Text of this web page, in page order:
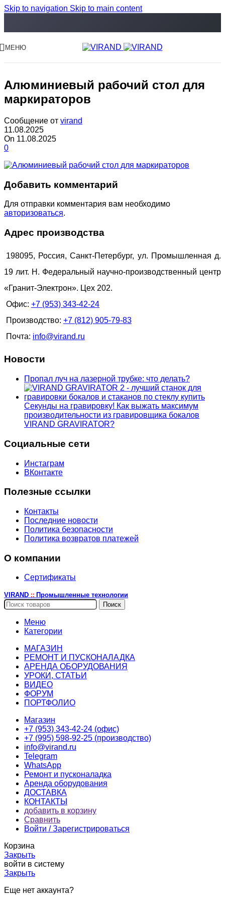
Skip to navigation Skip to main content
МЕНЮ
Алюминиевый рабочий стол для
маркираторов
Сообщение от virand
11.08.2025
On 11.08.2025
0
Добавить комментарий
Для отправки комментария вам необходимо
авторизоваться.
Адрес производства
198095, Россия, Санкт-Петербург, ул. Промышленная д.
19 лит. Н. Федеральный научно-производственный центр
«Гранит-Электрон». Цех 202.
Офис: +7 (953) 343-42-24
Производство: +7 (812) 905-79-83
Почта: info@virand.ru
Новости
Пропал луч на лазерной трубке: что делать?
Секунды на гравировку! Как выжать максимум
производительности из гравировщика бокалов
VIRAND GRAVIRATOR?
Социальные сети
Инстаграм
ВКонтакте
Полезные ссылки
Контакты
Последние новости
Политика безопасности
Политика возвратов платежей
О компании
Сертификаты
VIRAND :: Промышленные технологии
Поиск
Меню
Категории
МАГАЗИН
РЕМОНТ И ПУСКОНАЛАДКА
АРЕНДА ОБОРУДОВАНИЯ
УРОКИ, СТАТЬИ
ВИДЕО
ФОРУМ
ПОРТФОЛИО
Магазин
+7 (953) 343-42-24 (офис)
+7 (995) 598-92-25 (производство)
info@virand.ru
Telegram
WhatsApp
Ремонт и пусконаладка
Аренда оборудования
ДОСТАВКА
КОНТАКТЫ
добавить в корзину
Сравнить
Войти / Зарегистрироваться
Корзина
Закрыть
войти в систему
Закрыть
Еще нет аккаунта?